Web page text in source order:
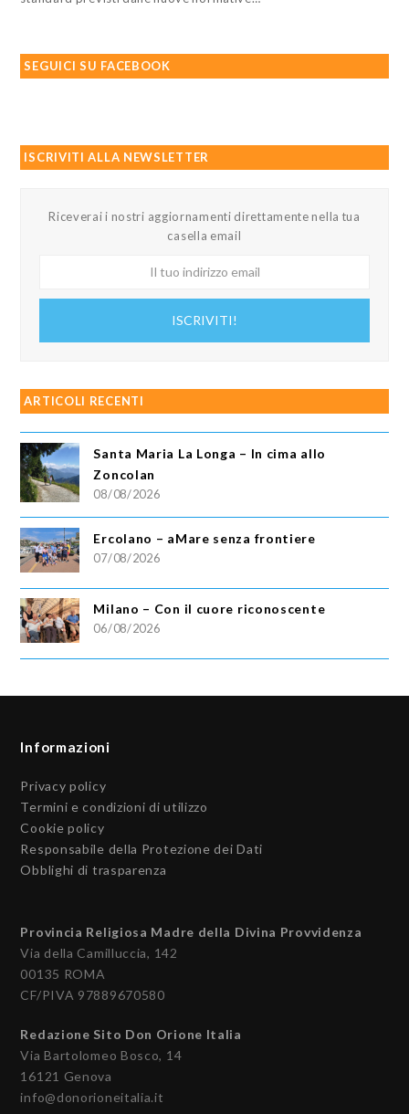
SEGUICI SU FACEBOOK
ISCRIVITI ALLA NEWSLETTER
Riceverai i nostri aggiornamenti direttamente nella tua
casella email
ISCRIVITI!
ARTICOLI RECENTI
Santa Maria La Longa – In cima allo
Zoncolan
08/08/2026
Ercolano – aMare senza frontiere
07/08/2026
Milano – Con il cuore riconoscente
06/08/2026
Informazioni
Privacy policy
Termini e condizioni di utilizzo
Cookie policy
Responsabile della Protezione dei Dati
Obblighi di trasparenza
Provincia Religiosa Madre della Divina Provvidenza
Via della Camilluccia, 142
00135 ROMA
CF/PIVA 97889670580
Redazione Sito Don Orione Italia
Via Bartolomeo Bosco, 14
16121 Genova
info@donorioneitalia.it